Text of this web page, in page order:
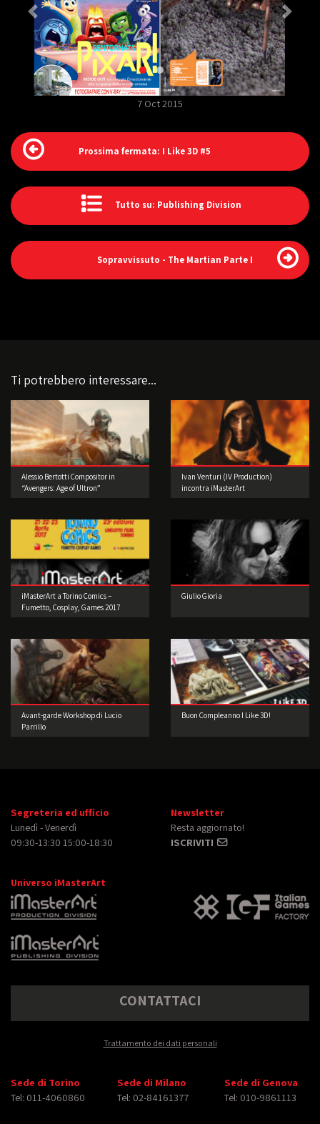
7 Oct 2015
Prossima fermata: I Like 3D #5
Tutto su: Publishing Division
Sopravvissuto - The Martian Parte I
Ti potrebbero interessare...
Alessio Bertotti Compositor in
“Avengers: Age of Ultron”
Ivan Venturi (IV Production)
incontra iMasterArt
iMasterArt a Torino Comics –
Fumetto, Cosplay, Games 2017
Giulio Gioria
Avant-garde Workshop di Lucio
Parrillo
Buon Compleanno I Like 3D!
Segreteria ed ufficio
Lunedì - Venerdì
09:30-13:30 15:00-18:30
Newsletter
Resta aggiornato!
ISCRIVITI
Universo iMasterArt
CONTATTACI
Trattamento dei dati personali
Sede di Torino
Tel: 011-4060860
Sede di Milano
Tel: 02-84161377
Sede di Genova
Tel: 010-9861113